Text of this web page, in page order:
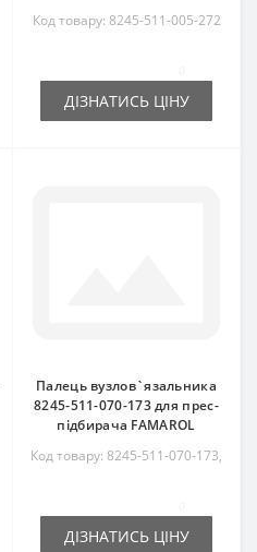
Код товару: 8245-511-005-272
ДІЗНАТИСЬ ЦІНУ
Палець вузлов`язальника
8245-511-070-173 для прес-
підбирача FAMAROL
Код товару: 8245-511-070-173,
ДІЗНАТИСЬ ЦІНУ